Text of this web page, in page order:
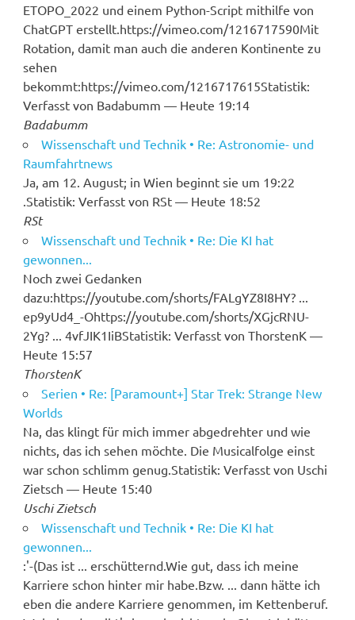
ETOPO_2022 und einem Python-Script mithilfe von
ChatGPT erstellt.https://vimeo.com/1216717590Mit
Rotation, damit man auch die anderen Kontinente zu
sehen
bekommt:https://vimeo.com/1216717615Statistik:
Verfasst von Badabumm — Heute 19:14
Badabumm
Wissenschaft und Technik • Re: Astronomie- und
Raumfahrtnews
Ja, am 12. August; in Wien beginnt sie um 19:22
.Statistik: Verfasst von RSt — Heute 18:52
RSt
Wissenschaft und Technik • Re: Die KI hat
gewonnen...
Noch zwei Gedanken
dazu:https://youtube.com/shorts/FALgYZ8I8HY? ...
ep9yUd4_-Ohttps://youtube.com/shorts/XGjcRNU-
2Yg? ... 4vfJIK1IiBStatistik: Verfasst von ThorstenK —
Heute 15:57
ThorstenK
Serien • Re: [Paramount+] Star Trek: Strange New
Worlds
Na, das klingt für mich immer abgedrehter und wie
nichts, das ich sehen möchte. Die Musicalfolge einst
war schon schlimm genug.Statistik: Verfasst von Uschi
Zietsch — Heute 15:40
Uschi Zietsch
Wissenschaft und Technik • Re: Die KI hat
gewonnen...
:'-(Das ist ... erschütternd.Wie gut, dass ich meine
Karriere schon hinter mir habe.Bzw. ... dann hätte ich
eben die andere Karriere genommen, im Kettenberuf.